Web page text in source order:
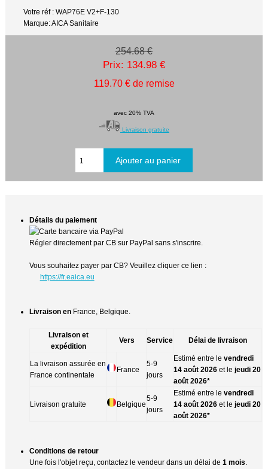
Votre réf : WAP76E V2+F-130
Marque: AICA Sanitaire
254.68 €
Prix: 134.98 €
119.70 € de remise
avec 20% TVA
Livraison gratuite
Détails du paiement
Régler directement par CB sur PayPal sans s'inscrire.
Vous souhaitez payer par CB? Veuillez cliquer ce lien :
https://fr.eaica.eu
Livraison en France, Belgique.
Livraison et
expédition
Vers Service Délai de livraison
La livraison assurée en
France continentale
France
5-9
jours
Estimé entre levendredi
14 août 2026 et lejeudi 20
août 2026*
Livraison gratuite Belgique
5-9
jours
Estimé entre levendredi
14 août 2026 et lejeudi 20
août 2026*
Conditions de retour
Une fois l'objet reçu, contactez le vendeur dans un délai de1 mois